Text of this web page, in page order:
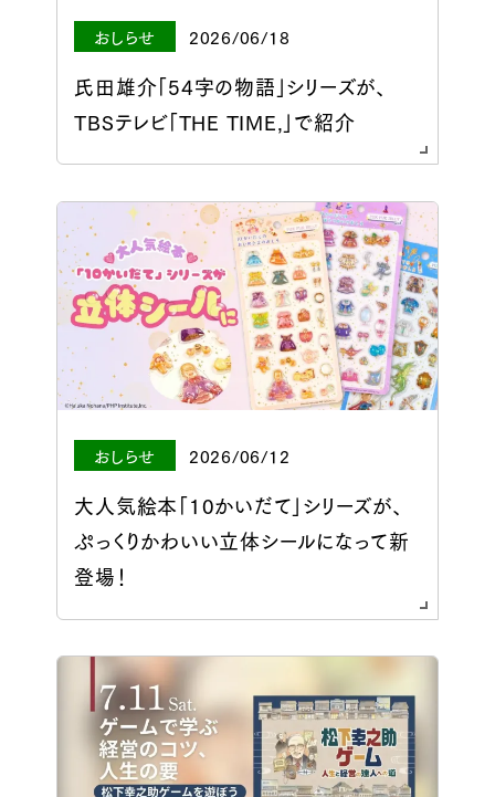
おしらせ 2026/06/18
氏田雄介「54字の物語」シリーズが、
TBSテレビ「THE TIME,」で紹介
おしらせ 2026/06/12
大人気絵本「10かいだて」シリーズが、
ぷっくりかわいい立体シールになって新
登場！